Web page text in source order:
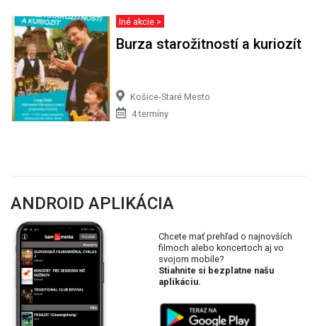
Iné akcie >
Burza starožitností a kuriozít
Košice-Staré Mesto
4 termíny
ANDROID APLIKÁCIA
Chcete mať prehľad o najnovších
filmoch alebo koncertoch aj vo
svojom mobile?
Stiahnite si bezplatne našu
aplikáciu.